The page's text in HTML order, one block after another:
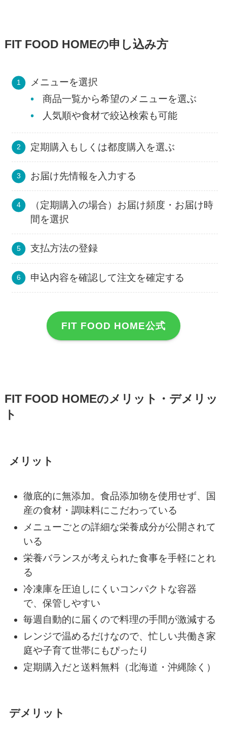
FIT FOOD HOMEの申し込み方
メニューを選択
商品一覧から希望のメニューを選ぶ
人気順や食材で絞込検索も可能
定期購入もしくは都度購入を選ぶ
お届け先情報を入力する
（定期購入の場合）お届け頻度・お届け時
間を選択
支払方法の登録
申込内容を確認して注文を確定する
FIT FOOD HOME公式
FIT FOOD HOMEのメリット・デメリッ
ト
メリット
徹底的に無添加。食品添加物を使用せず、国
産の食材・調味料にこだわっている
メニューごとの詳細な栄養成分が公開されて
いる
栄養バランスが考えられた食事を手軽にとれ
る
冷凍庫を圧迫しにくいコンパクトな容器
で、保管しやすい
毎週自動的に届くので料理の手間が激減する
レンジで温めるだけなので、忙しい共働き家
庭や子育て世帯にもぴったり
定期購入だと送料無料（北海道・沖縄除く）
デメリット